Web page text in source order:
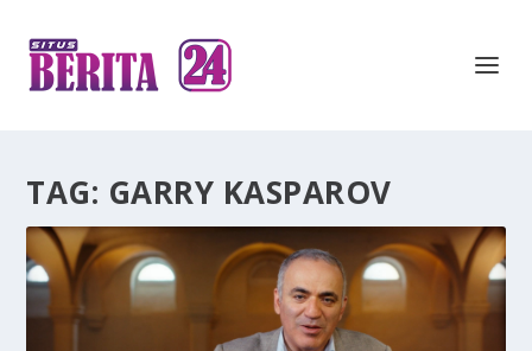
TAG: GARRY KASPAROV